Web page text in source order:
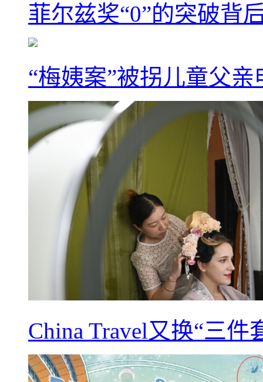
菲尔兹奖“0”的突破背
“梅姨案”被拐儿童父
China Travel又换“三